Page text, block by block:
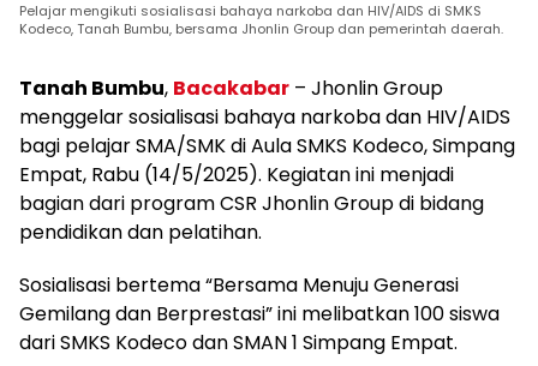
Pelajar mengikuti sosialisasi bahaya narkoba dan HIV/AIDS di SMKS
Kodeco, Tanah Bumbu, bersama Jhonlin Group dan pemerintah daerah.
Tanah Bumbu, Bacakabar – Jhonlin Group
menggelar sosialisasi bahaya narkoba dan HIV/AIDS
bagi pelajar SMA/SMK di Aula SMKS Kodeco, Simpang
Empat, Rabu (14/5/2025). Kegiatan ini menjadi
bagian dari program CSR Jhonlin Group di bidang
pendidikan dan pelatihan.
Sosialisasi bertema “Bersama Menuju Generasi
Gemilang dan Berprestasi” ini melibatkan 100 siswa
dari SMKS Kodeco dan SMAN 1 Simpang Empat.